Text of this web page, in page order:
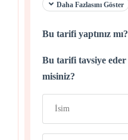
Daha Fazlasını Göster
Bu tarifi yaptınız mı?
Bu tarifi tavsiye eder
misiniz?